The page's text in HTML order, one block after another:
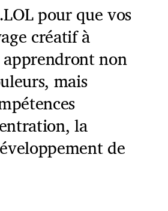
pour que vos
créatif à
non
mais
la
de